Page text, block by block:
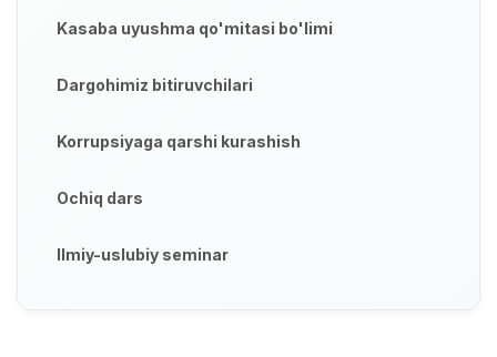
Kasaba uyushma qo'mitasi bo'limi
Dargohimiz bitiruvchilari
Korrupsiyaga qarshi kurashish
Ochiq dars
Ilmiy-uslubiy seminar